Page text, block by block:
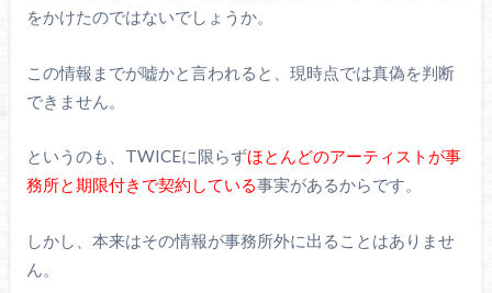
をかけたのではないでしょうか。
この情報までが嘘かと言われると、現時点では真偽を判断
できません。
というのも、TWICEに限らずほとんどのアーティストが事
務所と期限付きで契約している事実があるからです。
しかし、本来はその情報が事務所外に出ることはありませ
ん。